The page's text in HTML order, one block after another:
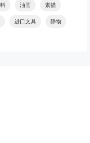
油画 素描
进口文具 静物